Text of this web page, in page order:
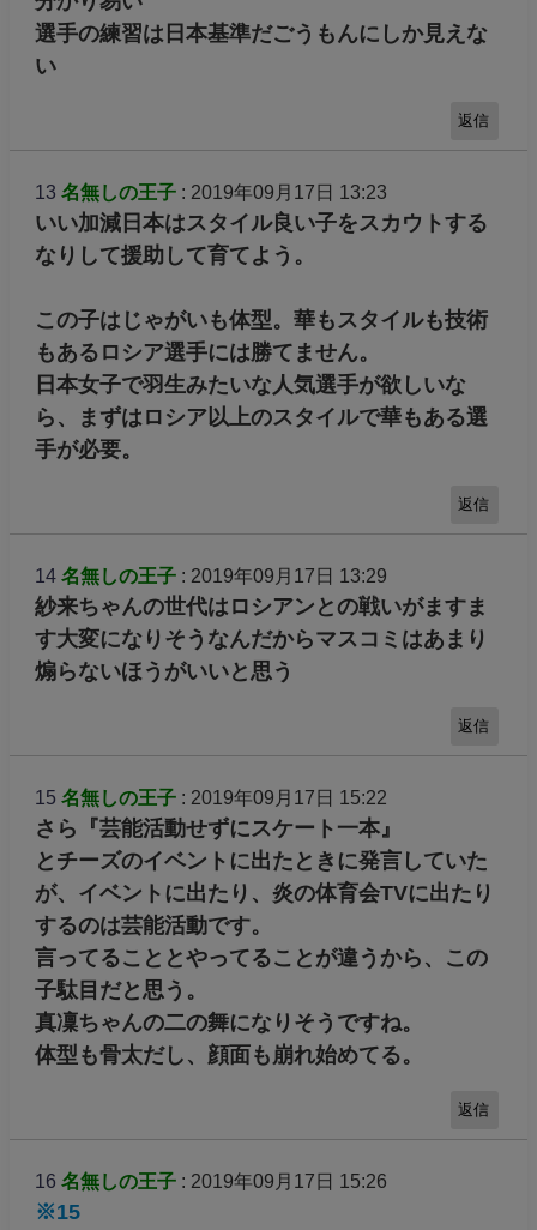
選手の練習は日本基準だごうもんにしか見えな
い
返信
13 名無しの王子: 2019年09月17日 13:23
いい加減日本はスタイル良い子をスカウトする
なりして援助して育てよう。
この子はじゃがいも体型。華もスタイルも技術
もあるロシア選手には勝てません。
日本女子で羽生みたいな人気選手が欲しいな
ら、まずはロシア以上のスタイルで華もある選
手が必要。
返信
14 名無しの王子: 2019年09月17日 13:29
紗来ちゃんの世代はロシアンとの戦いがますま
す大変になりそうなんだからマスコミはあまり
煽らないほうがいいと思う
返信
15 名無しの王子: 2019年09月17日 15:22
さら『芸能活動せずにスケート一本』
とチーズのイベントに出たときに発言していた
が、イベントに出たり、炎の体育会TVに出たり
するのは芸能活動です。
言ってることとやってることが違うから、この
子駄目だと思う。
真凜ちゃんの二の舞になりそうですね。
体型も骨太だし、顔面も崩れ始めてる。
返信
16 名無しの王子: 2019年09月17日 15:26
※15